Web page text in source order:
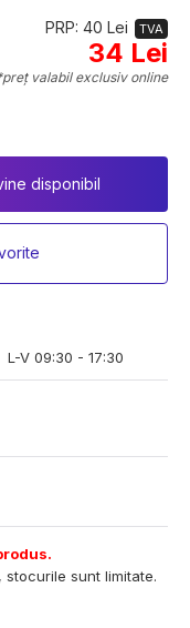
PRP: 40 Lei TVA
34 Lei
valabil exclusiv online
disponibil
L-V 09:30 - 17:30
sunt limitate.